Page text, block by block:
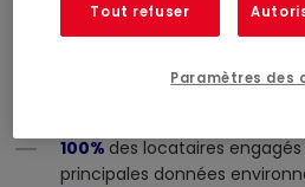
100% de nos locataires associés
Comment nous allons y
100% des locataires
principales données
Tout refuser
Paramètres des